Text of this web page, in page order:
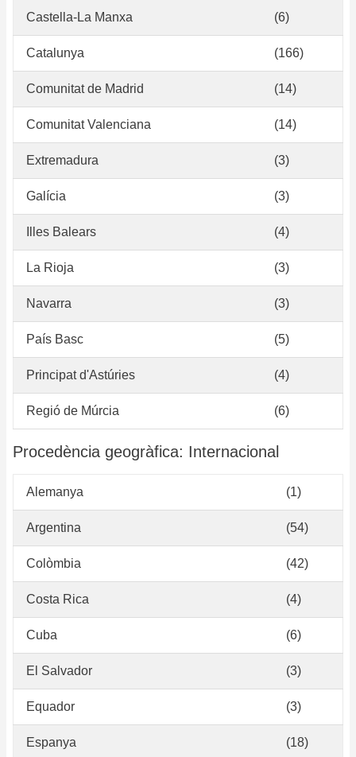
Castella-La Manxa (6)
Catalunya (166)
Comunitat de Madrid (14)
Comunitat Valenciana (14)
Extremadura (3)
Galícia (3)
Illes Balears (4)
La Rioja (3)
Navarra (3)
País Basc (5)
Principat d'Astúries (4)
Regió de Múrcia (6)
Procedència geogràfica: Internacional
Alemanya (1)
Argentina (54)
Colòmbia (42)
Costa Rica (4)
Cuba (6)
El Salvador (3)
Equador (3)
Espanya (18)